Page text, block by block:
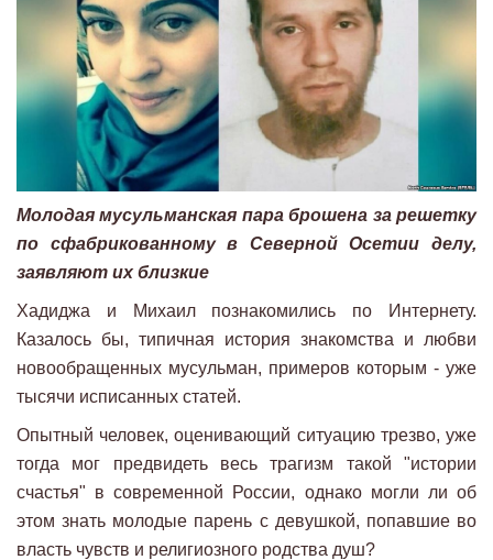
Молодая мусульманская пара брошена за решетку
по сфабрикованному в Северной Осетии делу,
заявляют их близкие
Хадиджа и Михаил познакомились по Интернету.
Казалось бы, типичная история знакомства и любви
новообращенных мусульман, примеров которым - уже
тысячи исписанных статей.
Опытный человек, оценивающий ситуацию трезво, уже
тогда мог предвидеть весь трагизм такой "истории
счастья" в современной России, однако могли ли об
этом знать молодые парень с девушкой, попавшие во
власть чувств и религиозного родства душ?